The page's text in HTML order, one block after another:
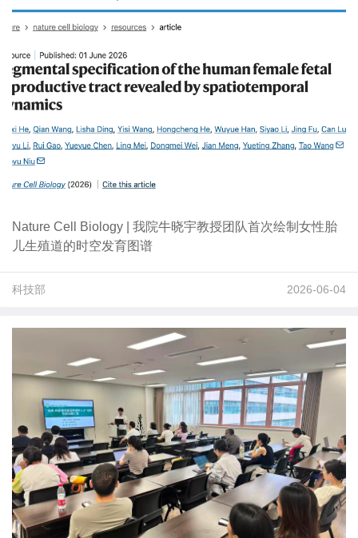
Nature Cell Biology | 我院牛晓宇教授团队首次绘制女性胎
儿生殖道的时空发育图谱
科技部 2026-06-04